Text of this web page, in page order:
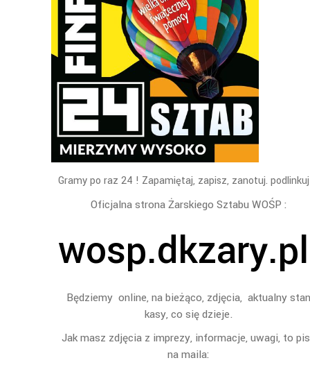
Gramy po raz 24 ! Zapamiętaj, zapisz, zanotuj.
Oficjalna strona Żarskiego Sztabu WOŚP :
Będziemy online, na bieżąco, zdjęcia, aktualny stan
kasy, co się dzieje.
Jak masz zdjęcia z imprezy, informacje, uwagi, to
na maila: